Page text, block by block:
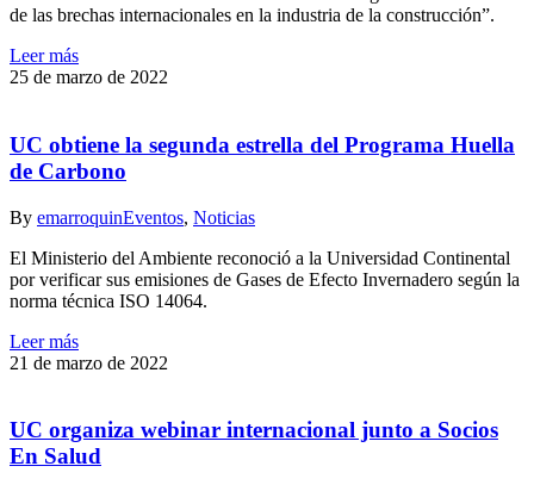
de las brechas internacionales en la industria de la construcción”.
Leer más
25 de marzo de 2022
UC obtiene la segunda estrella del Programa Huella
de Carbono
By emarroquinEventos, Noticias
El Ministerio del Ambiente reconoció a la Universidad Continental
por verificar sus emisiones de Gases de Efecto Invernadero según la
norma técnica ISO 14064.
Leer más
21 de marzo de 2022
UC organiza webinar internacional junto a Socios
En Salud